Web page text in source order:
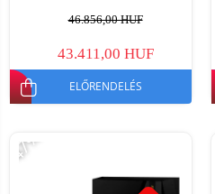
46.856,00 HUF
43.411,00 HUF
ELŐRENDELÉS
-47%